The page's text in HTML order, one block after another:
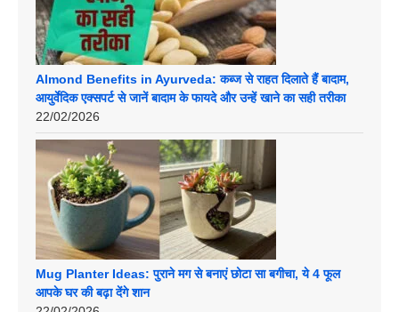
Almond Benefits in Ayurveda: कब्ज से राहत दिलाते हैं बादाम,
आयुर्वेदिक एक्सपर्ट से जानें बादाम के फायदे और उन्हें खाने का सही तरीका
22/02/2026
Mug Planter Ideas: पुराने मग से बनाएं छोटा सा बगीचा, ये 4 फूल
आपके घर की बढ़ा देंगे शान